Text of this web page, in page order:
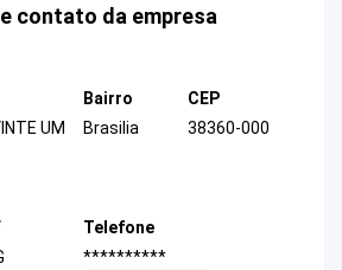
contato da empresa
UM
Bairro
Brasilia
CEP
38360-000
Telefone
**********